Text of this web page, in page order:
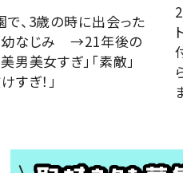
で、3歳の時に出会った
幼なじみ →21年後の
男美女すぎ」「素敵」
すぎ！」